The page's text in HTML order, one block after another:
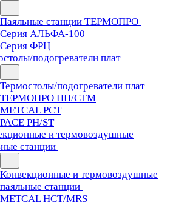
Паяльные станции ТЕРМОПРО
Серия АЛЬФА-100
Серия ФРЦ
подогреватели плат
Термостолы/подогреватели плат
ТЕРМОПРО НП/СТМ
METCAL PCT
PACE PH/ST
и термовоздушные
станции
Конвекционные и термовоздушные
паяльные станции
METCAL HCT/MRS